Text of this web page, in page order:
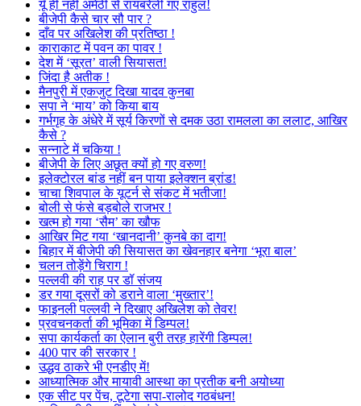
यूँ ही नहीं अमेठी से रायबरेली गए राहुल!
बीजेपी कैसे चार सौ पार ?
दाँव पर अखिलेश की प्रतिष्ठा !
काराकाट में पवन का पावर !
देश में ‘सूरत’ वाली सियासत!
जिंदा है अतीक !
मैनपुरी में एकजुट दिखा यादव कुनबा
सपा ने ‘माय’ को किया बाय
गर्भगृह के अंधेरे में सूर्य किरणों से दमक उठा रामलला का ललाट, आखिर
कैसे ?
सन्नाटे में चकिया !
बीजेपी के लिए अछूत क्यों हो गए वरुण!
इलेक्टोरल बांड नहीं बन पाया इलेक्शन ब्रांड!
चाचा शिवपाल के यूटर्न से संकट में भतीजा!
बोली से फंसे बड़बोले राजभर !
खत्म हो गया ‘सैम’ का खौफ
आखिर मिट गया ‘खानदानी’ कुनबे का दाग!
बिहार में बीजेपी की सियासत का खेवनहार बनेगा ‘भूरा बाल’
चलन तोड़ेंगे चिराग !
पल्लवी की राह पर डॉ संजय
डर गया दूसरों को डराने वाला ‘मुख्तार’!
फाइनली पल्लवी ने दिखाए अखिलेश को तेवर!
प्रवचनकर्ता की भूमिका में डिम्पल!
सपा कार्यकर्ता का ऐलान बुरी तरह हारेंगी डिम्पल!
400 पार की सरकार !
उद्धव ठाकरे भी एनडीए में!
आध्यात्मिक और मायावी आस्था का प्रतीक बनी अयोध्या
एक सीट पर पेंच, टूटेगा सपा-रालोद गठबंधन!